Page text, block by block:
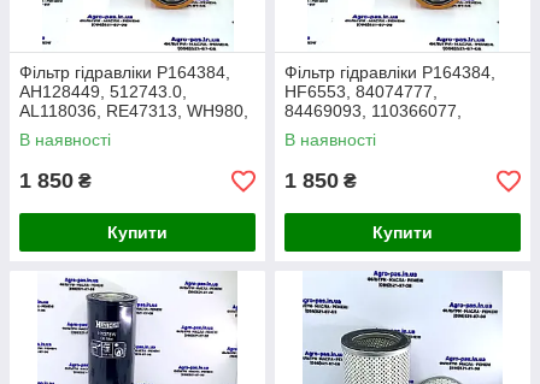
Фільтр гідравліки P164384,
AH128449, 512743.0,
AL118036, RE47313, WH980,
SH56605, H18W10, 51495,
BT8851-MPG
В наявності
1 850 ₴
Купити
Фільтр гідравліки P164384,
HF6553, 84074777,
84469093, 110366077,
11448509, 87308948,
RE47313, 372246A1
В наявності
1 850 ₴
Купити